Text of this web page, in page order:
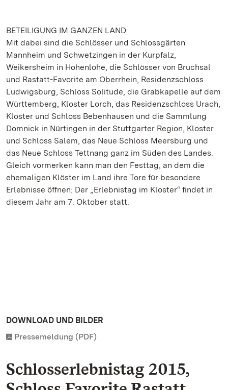
BETEILIGUNG IM GANZEN LAND
Mit dabei sind die Schlösser und Schlossgärten
Mannheim und Schwetzingen in der Kurpfalz,
Weikersheim in Hohenlohe, die Schlösser von Bruchsal
und Rastatt-Favorite am Oberrhein, Residenzschloss
Ludwigsburg, Schloss Solitude, die Grabkapelle auf dem
Württemberg, Kloster Lorch, das Residenzschloss Urach,
Kloster und Schloss Bebenhausen und die Sammlung
Domnick in Nürtingen in der Stuttgarter Region, Kloster
und Schloss Salem, das Neue Schloss Meersburg und
das Neue Schloss Tettnang ganz im Süden des Landes.
Gleich vormerken kann man den Festtag, an dem die
ehemaligen Klöster im Land ihre Tore für besondere
Erlebnisse öffnen: Der „Erlebnistag im Kloster“ findet in
diesem Jahr am 7. Oktober statt.
DOWNLOAD UND BILDER
Pressemeldung (PDF)
Schlosserlebnistag 2015,